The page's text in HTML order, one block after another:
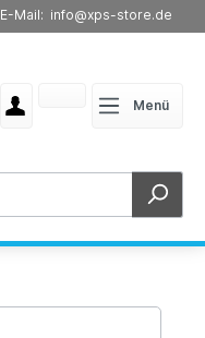
E-Mail: info@xps-store.de
Menü